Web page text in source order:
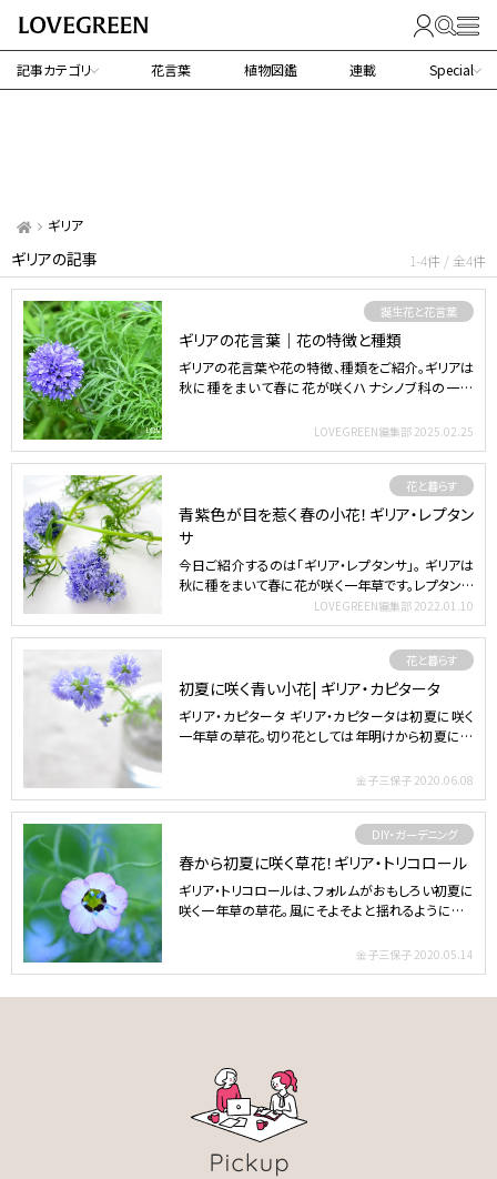
記事カテゴリ 花言葉 植物図鑑 連載 Special
ギリア
ギリアの記事 1-4件 / 全4件
誕生花と花言葉
ギリアの花言葉｜花の特徴と種類
ギリアの花言葉や花の特徴、種類をご紹介。ギリアは
秋に種をまいて春に花が咲くハナシノブ科の一年
LOVEGREEN編集部 2025.02.25
花と暮らす
青紫色が目を惹く春の小花！ギリア・レプタン
サ
今日ご紹介するのは「ギリア・レプタンサ」。 ギリアは
秋に種をまいて春に花が咲く一年草です。レプタンサ
LOVEGREEN編集部 2022.01.10
花と暮らす
初夏に咲く青い小花| ギリア・カピタータ
ギリア・カピタータ ギリア・カピタータは初夏に咲く
一年草の草花。切り花としては年明けから初夏に流
金子三保子 2020.06.08
DIY・ガーデニング
春から初夏に咲く草花！ギリア・トリコロール
ギリア・トリコロールは、フォルムがおもしろい初夏に
咲く一年草の草花。風にそよそよと揺れるように咲く
金子三保子 2020.05.14